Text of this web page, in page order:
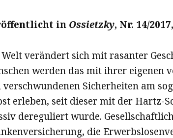
in Ossietzky, Nr. 14/
Welt verändert sich mit rasanter
werden das mit ihrer eigenen
verschwundenen Sicherheiten am
erleben, seit dieser mit der Hartz-
dereguliert wurde.
die